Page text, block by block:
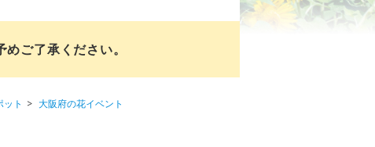
ご了承ください。
ト
大阪府の花イベント